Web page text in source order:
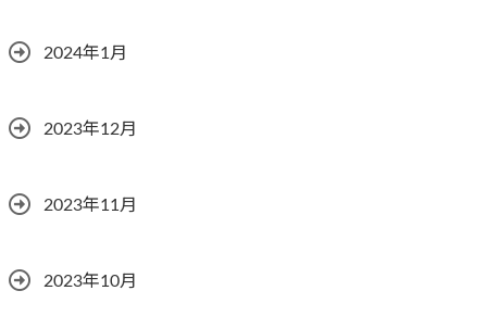
2024年1月
2023年12月
2023年11月
2023年10月